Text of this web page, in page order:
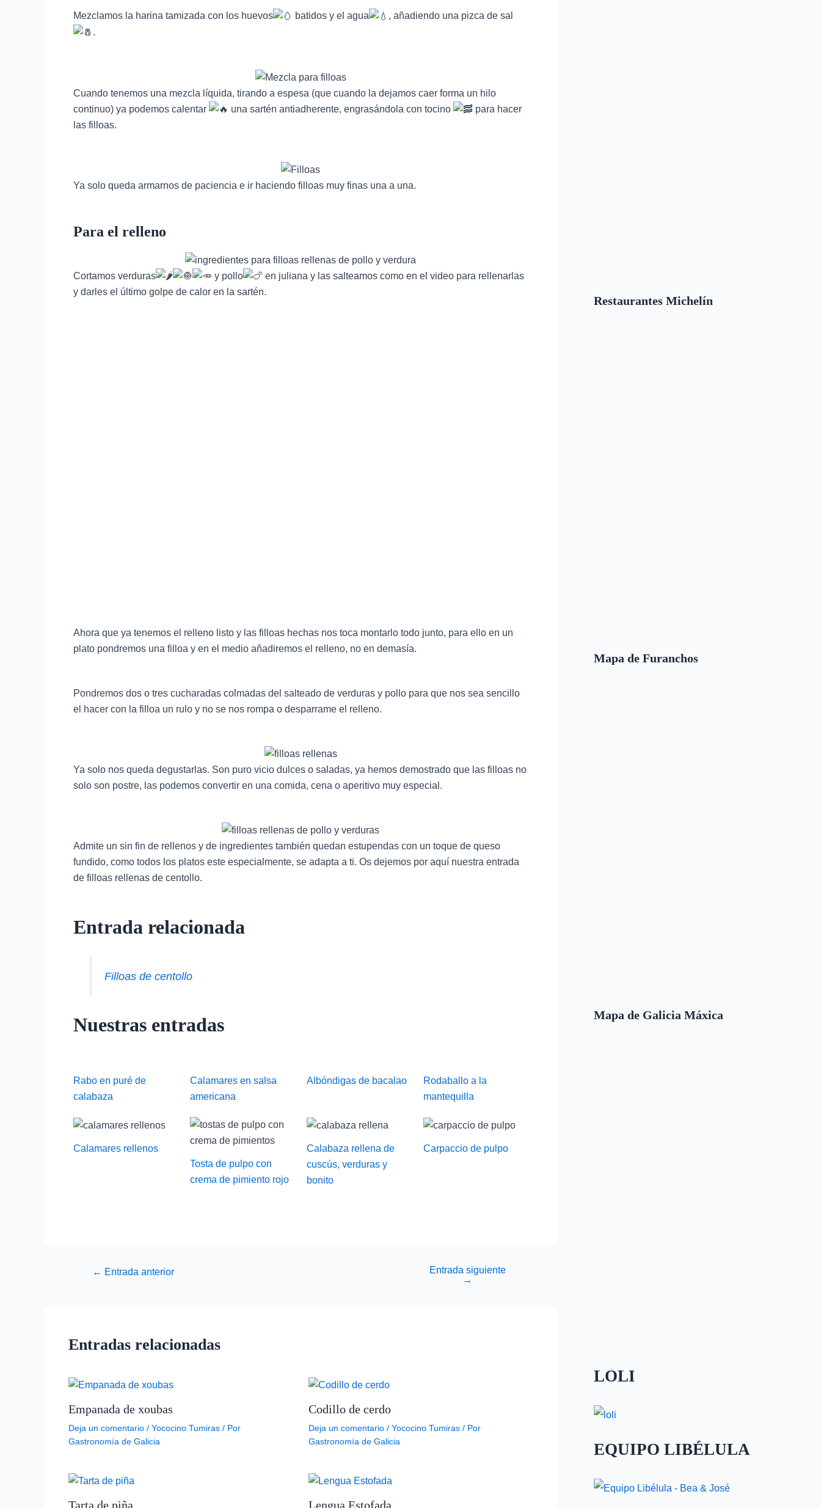
Mezclamos la harina tamizada con los huevos batidos y el agua
, añadiendo una pizca de sal
.
Cuando tenemos una mezcla líquida, tirando a espesa (que cuando la dejamos caer forma un hilo
continuo) ya podemos calentar
una sartén antiadherente, engrasándola con tocino
para hacer
las filloas.
Ya solo queda armarnos de paciencia e ir haciendo filloas muy finas una a una.
Para el relleno
Cortamos verduras y pollo
en juliana y las salteamos como en el video para rellenarlas
y darles el último golpe de calor en la sartén.
Ahora que ya tenemos el relleno listo y las filloas hechas nos toca montarlo todo junto, para ello en un
plato pondremos una filloa y en el medio añadiremos el relleno, no en demasía.
Pondremos dos o tres cucharadas colmadas del salteado de verduras y pollo para que nos sea sencillo
el hacer con la filloa un rulo y no se nos rompa o desparrame el relleno.
Ya solo nos queda degustarlas. Son puro vicio dulces o saladas, ya hemos demostrado que las filloas no
solo son postre, las podemos convertir en una comida, cena o aperitivo muy especial.
Admite un sin fin de rellenos y de ingredientes también quedan estupendas con un toque de queso
fundido, como todos los platos este especialmente, se adapta a ti. Os dejemos por aquí nuestra entrada
de filloas rellenas de centollo.
Entrada relacionada
Filloas de centollo
Nuestras entradas
Rabo en puré de
calabaza
Calamares en salsa
americana
Albóndigas de bacalao
Rodaballo a la
mantequilla
Calamares rellenos
Tosta de pulpo con
crema de pimiento rojo
Calabaza rellena de
cuscús, verduras y
bonito
Carpaccio de pulpo
← Entrada anterior
Entrada siguiente
→
Entradas relacionadas
Empanada de xoubas
Deja un comentario / Yococino Tumiras / Por
Gastronomía de Galicia
Codillo de cerdo
Deja un comentario / Yococino Tumiras/ Por
Gastronomía de Galicia
Tarta de piña Lengua Estofada
Restaurantes Michelín
Mapa de Furanchos
Mapa de Galicia Máxica
LOLI
EQUIPO LIBÉLULA